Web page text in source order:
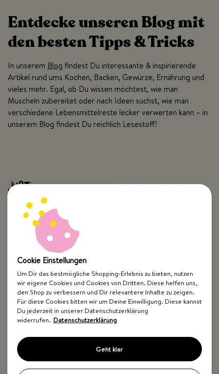
Entdecke unseren Blog mit
den besten Tipps & Tricks
In unserem Blog findest Du interessante & inspirierende
Artikel rund ums Kochen, Backen, Gewürze, Ernährung und
vieles mehr. Egal, ob Du wissen möchtest, wie man
Muscheln zubereitet oder nach Ideen suchst, wie man
verschiedene Lebensmittelreste lecker verwerten kann – in
unserem Blog findest Du reichlich Lesestoff!
Top Kategorien
Just Spices
Hilfe & Kontakt
ImpressumAGBWiderrufsbelehrungDatenschutzBarrierefreiheit
Cookie Einstellungen
Um Dir das bestmögliche Shopping-Erlebnis zu bieten, nutzen
wir eigene Cookies und Cookies von Dritten. Diese helfen uns,
den Shop zu verbessern und Dir relevantere Inhalte zu zeigen.
Für diese Cookies bitten wir um Deine Einwilligung. Diese kannst
Du jederzeit in unserer Datenschutzerklärung
widerrufen. Datenschutzerklärung
Geht klar